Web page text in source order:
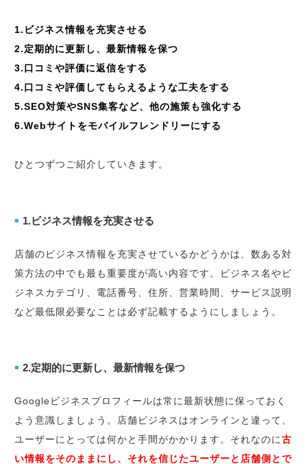
1.ビジネス情報を充実させる
2.定期的に更新し、最新情報を保つ
3.口コミや評価に返信をする
4.口コミや評価してもらえるような工夫をする
5.SEO対策やSNS集客など、他の施策も強化する
6.Webサイトをモバイルフレンドリーにする
ひとつずつご紹介していきます。
■ 1.ビジネス情報を充実させる
店舗のビジネス情報を充実させているかどうかは、数ある対
策方法の中でも最も重要度が高い内容です。ビジネス名やビ
ジネスカテゴリ、電話番号、住所、営業時間、サービス説明
など最低限必要なことは必ず記載するようにしましょう。
■ 2.定期的に更新し、最新情報を保つ
Googleビジネスプロフィールは常に最新状態に保っておく
よう意識しましょう。店舗ビジネスはオンラインと違って、
ユーザーにとっては何かと手間がかかります。それなのに古
い情報をそのままにし、それを信じたユーザーと店舗側とで